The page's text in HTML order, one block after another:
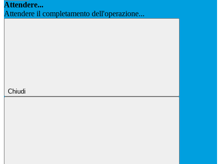
Attendere...
Attendere il completamento dell'operazione...
Chiudi